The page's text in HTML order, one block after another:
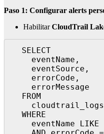
Paso 1: Configurar alerts
HabilitarCloudTrail